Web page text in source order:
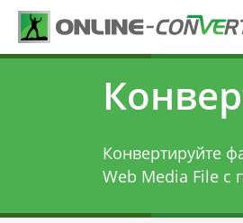
Конвертируйте
Web Media File